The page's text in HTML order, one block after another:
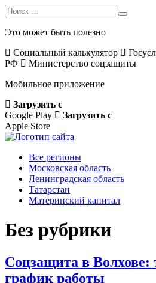
Search
for:
Search
Это может быть полезно
Социальный калькулятор
РФ
Министерство соцзащиты
Мобильное приложение
Загрузить с
Google Play
Загрузить с
Apple Store
Все регионы
Московская область
Ленинградская область
Татарстан
Материнский капитал
Без рубрики
Соцзащита в
график работы